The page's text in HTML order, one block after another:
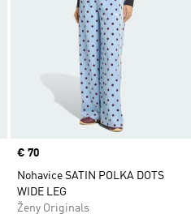
Price
€ 70
Nohavice SATIN POLKA DOTS
WIDE LEG
Ženy Originals